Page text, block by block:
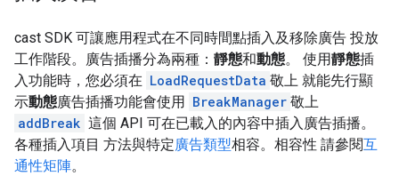
cast SDK 可讓應用程式在不同時間點插入及移除廣告 投放
工作階段。廣告插播分為兩種： 靜態和動態。 使用靜態插
入功能時，您必須在 LoadRequestData 敬上 就能先行顯
示動態廣告插播功能會使用 BreakManager 敬上
addBreak 這個 API 可在已載入的內容中插入廣告插播。
各種插入項目 方法與特定廣告類型相容。相容性 請參閱互
通性矩陣。